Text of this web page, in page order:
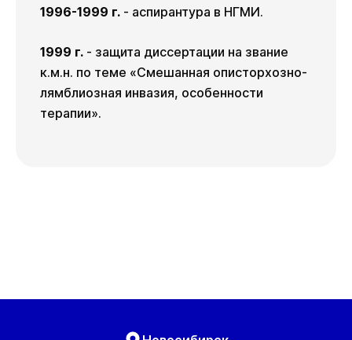
1996-1999 г. - аспирантура в НГМИ.
1999 г. - защита диссертации на звание
к.м.н. по теме «Смешанная описторхозно-
лямблиозная инвазия, особенности
терапии».